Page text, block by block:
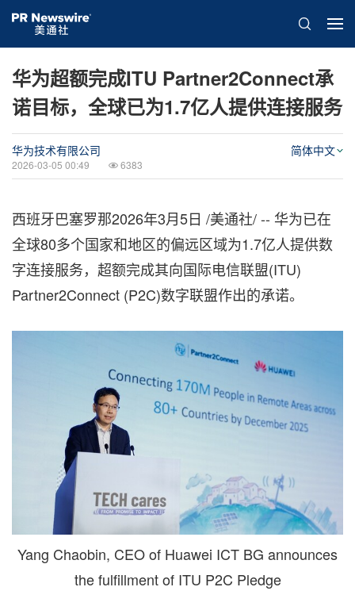
华为超额完成ITU Partner2Connect承
诺目标，全球已为1.7亿人提供连接服务
华为技术有限公司
2026-03-05 00:49 6383
简体中文
西班牙巴塞罗那2026年3月5日 /美通社/ -- 华为已在
全球80多个国家和地区的偏远区域为1.7亿人提供数
字连接服务，超额完成其向国际电信联盟(ITU)
Partner2Connect (P2C)数字联盟作出的承诺。
Yang Chaobin, CEO of Huawei ICT BG announces
the fulfillment of ITU P2C Pledge